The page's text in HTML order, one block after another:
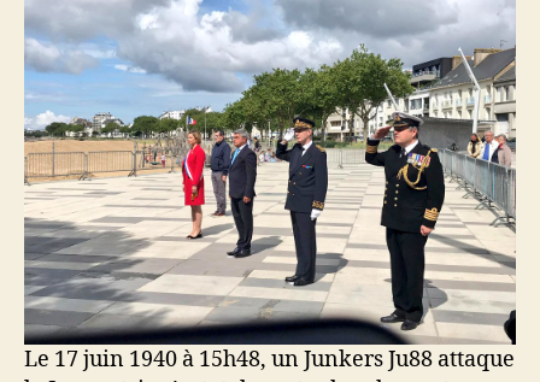
Le 17 juin 1940 à 15h48, un Junkers Ju88 attaque